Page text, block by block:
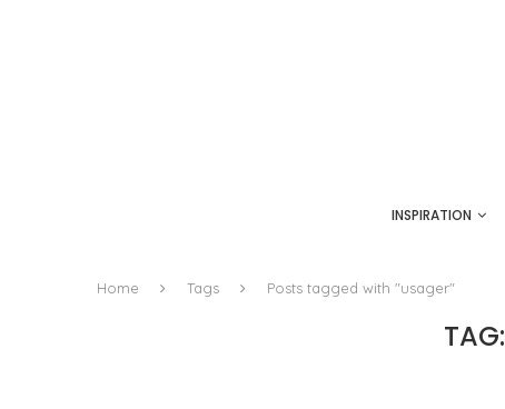
INSPIRATION
Home Tags Posts tagged with "usager"
TAG: